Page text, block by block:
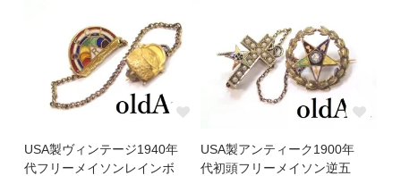
USA製ヴィンテージ1940年
代フリーメイソンレインボ
USA製アンティーク1900年
代初頭フリーメイソン逆五